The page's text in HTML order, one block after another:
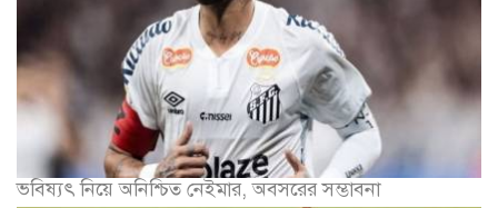
ভবিষ্যৎ নিয়ে অনিশ্চিত নেইমার, অবসরের সম্ভাবনা